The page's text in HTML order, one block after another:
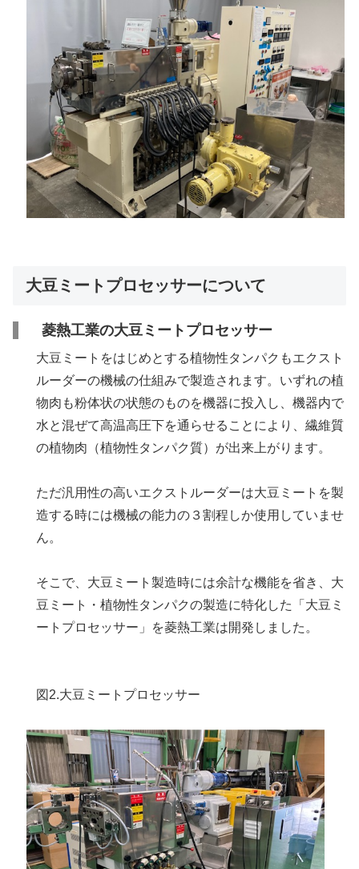
大豆ミートプロセッサーについて
菱熱工業の大豆ミートプロセッサー
大豆ミートをはじめとする植物性タンパクもエクスト
ルーダーの機械の仕組みで製造されます。いずれの植
物肉も粉体状の状態のものを機器に投入し、機器内で
水と混ぜて高温高圧下を通らせることにより、繊維質
の植物肉（植物性タンパク質）が出来上がります。
ただ汎用性の高いエクストルーダーは大豆ミートを製
造する時には機械の能力の３割程しか使用していませ
ん。
そこで、大豆ミート製造時には余計な機能を省き、大
豆ミート・植物性タンパクの製造に特化した「大豆ミ
ートプロセッサー」を菱熱工業は開発しました。
図2.大豆ミートプロセッサー